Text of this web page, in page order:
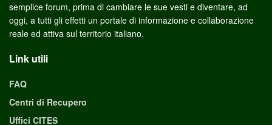
semplice forum, prima di cambiare le sue vesti e diventare, ad
oggi, a tutti gli effetti un portale di informazione e collaborazione
reale ed attiva sul territorio italiano.
Link utili
FAQ
Centri di Recupero
Uffici CITES